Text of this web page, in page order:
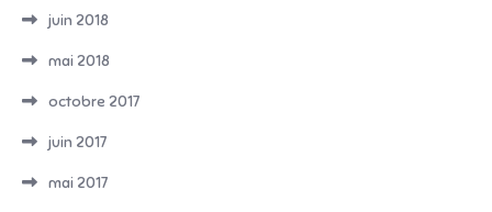
juin 2018
mai 2018
octobre 2017
juin 2017
mai 2017